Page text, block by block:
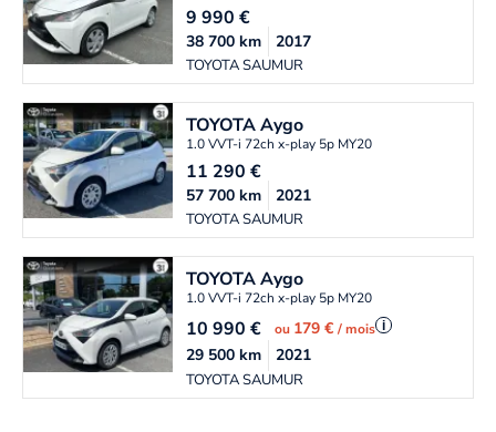
9 990€
TOYOTA SAUMUR
38 700km 2017
TOYOTAAygo
1.0 VVT-i 72ch x-play 5p MY20
11 290€
TOYOTA SAUMUR
57 700km 2021
TOYOTAAygo
1.0 VVT-i 72ch x-play 5p MY20
10 990€ ou 179 €/ mois i
TOYOTA SAUMUR
29 500km 2021